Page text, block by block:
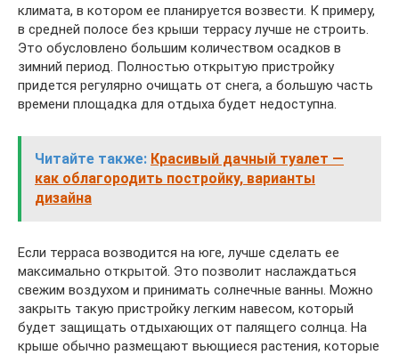
климата, в котором ее планируется возвести. К примеру,
в средней полосе без крыши террасу лучше не строить.
Это обусловлено большим количеством осадков в
зимний период. Полностью открытую пристройку
придется регулярно очищать от снега, а большую часть
времени площадка для отдыха будет недоступна.
Читайте также: Красивый дачный туалет —
как облагородить постройку, варианты
дизайна
Если терраса возводится на юге, лучше сделать ее
максимально открытой. Это позволит наслаждаться
свежим воздухом и принимать солнечные ванны. Можно
закрыть такую пристройку легким навесом, который
будет защищать отдыхающих от палящего солнца. На
крыше обычно размещают вьющиеся растения, которые